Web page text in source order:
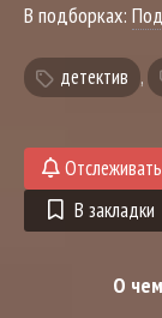
В подборках:
детектив ,
Отслеживать
В закладки
О